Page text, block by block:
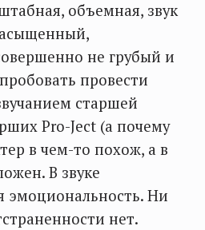
объемная, звук
не грубый и
провести
старшей
Pro-Ject (а почему
в чем-то похож, а в
В звуке
эмоциональность. Ни
нет.